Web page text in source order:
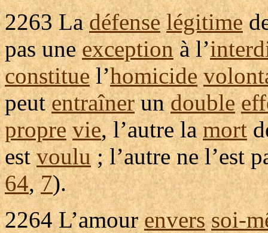
2263 Ladéfense légitime
pas uneexceptionà l’
constituel’homicide
peutentraînerundouble
propre vie, l’autre lamort
estvoulu; l’autre ne l’est
64,7).
2264 L’amourenvers soi-